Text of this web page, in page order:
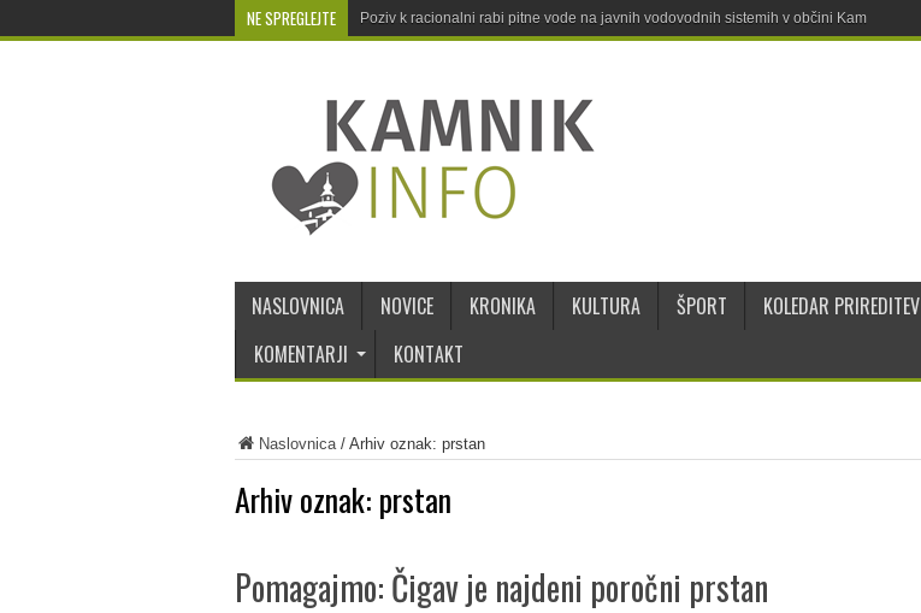
NE SPREGLEJTE Poziv k racionalni rabi pitne vode na javnih vodovodnih sistemih v občini Kamnik
NASLOVNICA NOVICE KRONIKA KULTURA ŠPORT KOLEDAR PRIREDITEV
KOMENTARJI
KONTAKT
Naslovnica/ Arhiv oznak: prstan
Arhiv oznak: prstan
Pomagajmo: Čigav je najdeni poročni prstan